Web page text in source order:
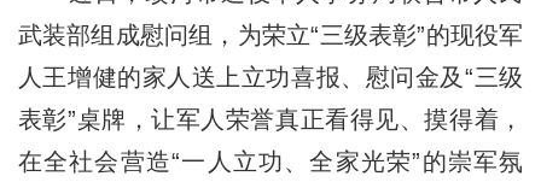
武装部组成慰问组，为荣立“三级表彰”的现役军
人王增健的家人送上立功喜报、慰问金及“三级
表彰”桌牌，让军人荣誉真正看得见、摸得着，
在全社会营造“一人立功、全家光荣”的崇军氛